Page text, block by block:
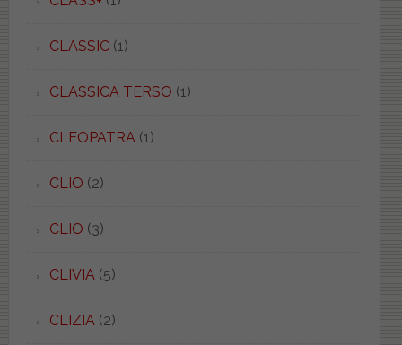
CLASSIC(1)
CLASSICA TERSO (1)
CLEOPATRA(1)
CLIO (2)
CLIO (3)
CLIVIA(5)
CLIZIA(2)